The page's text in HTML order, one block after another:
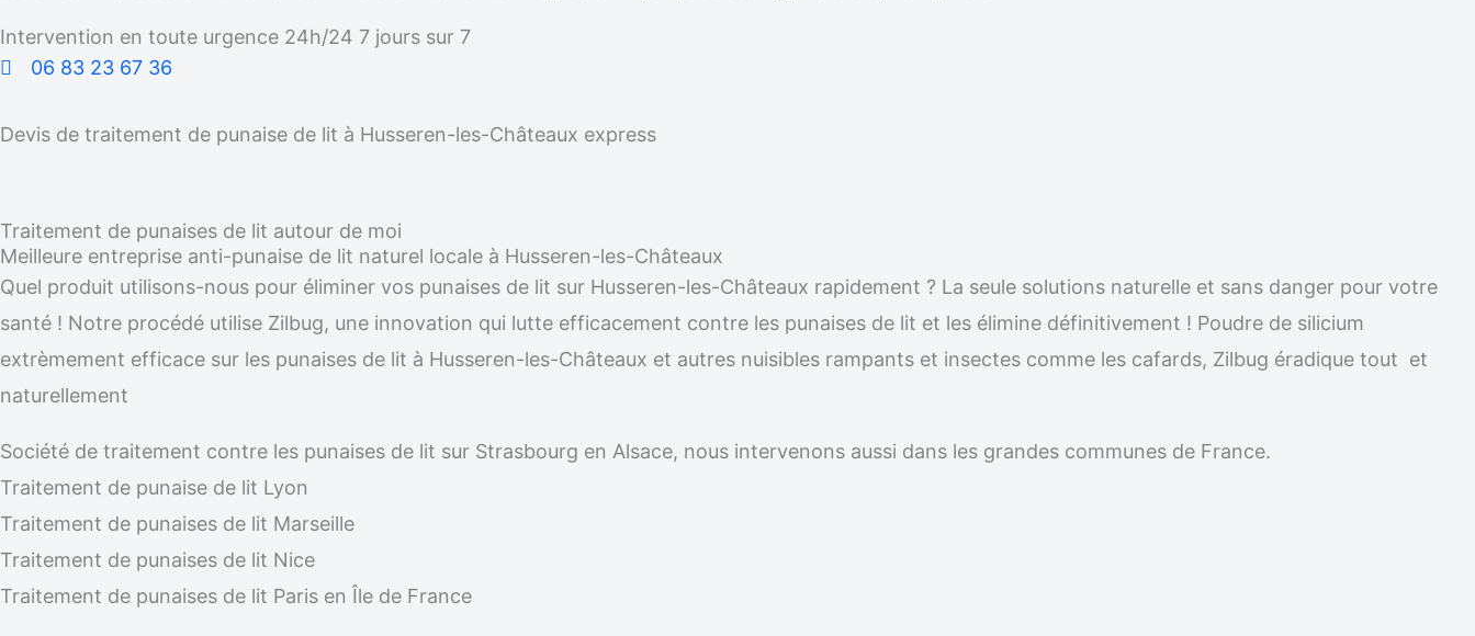
Intervention en toute urgence 24h/24 7 jours sur 7
06 83 23 67 36
Devis de traitement de punaise de lit à Husseren-les-Châteaux express
Traitement de punaises de lit autour de moi
Meilleure entreprise anti-punaise de lit naturel locale à Husseren-les-Châteaux
Quel produit utilisons-nous pour éliminer vos punaises de lit sur Husseren-les-Châteaux rapidement ? La seule solutions naturelle et sans danger pour votre
santé ! Notre procédé utilise Zilbug, une innovation qui lutte efficacement contre les punaises de lit et les élimine définitivement ! Poudre de silicium
extrèmement efficace sur les punaises de lit à Husseren-les-Châteaux et autres nuisibles rampants et insectes comme les cafards, Zilbug éradique tout et
naturellement
Société de traitement contre les punaises de lit sur Strasbourg en Alsace, nous intervenons aussi dans les grandes communes de France.
Traitement de punaise de lit Lyon
Traitement de punaises de lit Marseille
Traitement de punaises de lit Nice
Traitement de punaises de lit Paris en Île de France